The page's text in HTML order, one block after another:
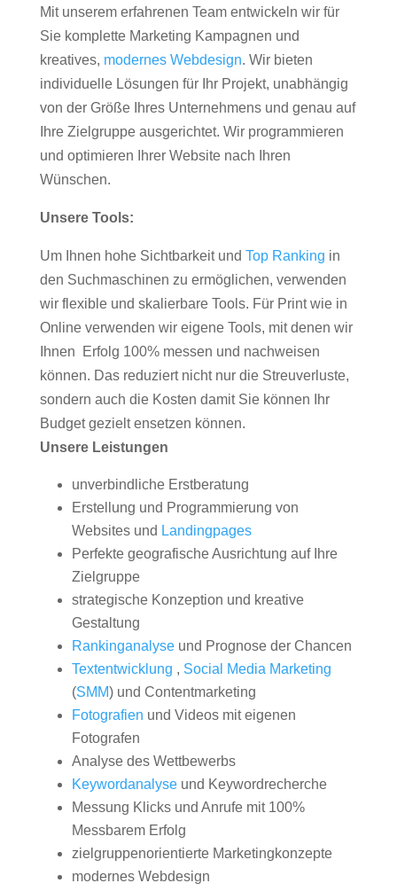
Mit unserem erfahrenen Team entwickeln wir für
Sie komplette Marketing Kampagnen und
kreatives, modernes Webdesign. Wir bieten
individuelle Lösungen für Ihr Projekt, unabhängig
von der Größe Ihres Unternehmens und genau auf
Ihre Zielgruppe ausgerichtet. Wir programmieren
und optimieren Ihrer Website nach Ihren
Wünschen.
Unsere Tools:
Um Ihnen hohe Sichtbarkeit und Top Ranking in
den Suchmaschinen zu ermöglichen, verwenden
wir flexible und skalierbare Tools. Für Print wie in
Online verwenden wir eigene Tools, mit denen wir
Ihnen Erfolg 100% messen und nachweisen
können. Das reduziert nicht nur die Streuverluste,
sondern auch die Kosten damit Sie können Ihr
Budget gezielt ensetzen können.
Unsere Leistungen
unverbindliche Erstberatung
Erstellung und Programmierung von
Websites und Landingpages
Perfekte geografische Ausrichtung auf Ihre
Zielgruppe
strategische Konzeption und kreative
Gestaltung
Rankinganalyseund Prognose der Chancen
Textentwicklung , Social Media Marketing
(SMM) und Contentmarketing
Fotografien und Videos mit eigenen
Fotografen
Analyse des Wettbewerbs
Keywordanalyseund Keywordrecherche
Messung Klicks und Anrufe mit 100%
Messbarem Erfolg
zielgruppenorientierte Marketingkonzepte
modernes Webdesign